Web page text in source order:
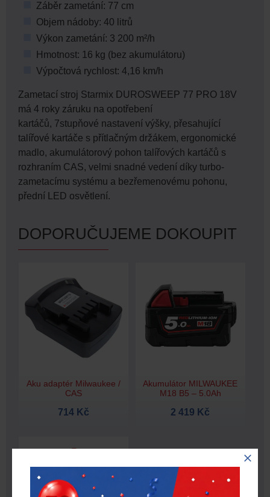
Záběr zametání: 77 cm
Objem nádoby: 40 litrů
Výkon zametání: 3 200 m²/h
Hmotnost: 16 kg (bez akumulátoru)
Výpočtová rychlost: 4,16 km/h
Zametací stroj Starmix DUROSWEEP 77 PRO 18V
má 4 roky záruku na opotřebení
kartáčů, 7stupňové nastavení výšky, přesahující
talířové kartáče s přítlačným držákem, ergonomické
madlo, akumulátorový pohon talířových kartáčů s
rozhraním CAS, velmi snadné vedení díky turbo-
zametacímu systému a bezřemenovému pohonu,
přední LED osvětlení.
DOPORUČUJEME DOKOUPIT
Aku adaptér Milwaukee /
CAS
714 Kč
Akumulátor MILWAUKEE
M18 B5 – 5.0Ah
2 419 Kč